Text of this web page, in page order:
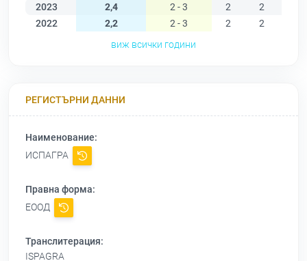
2023
2,4 2 - 3 2 2
2022
2,2 2 - 3 2 2
виж всички години
РЕГИСТЪРНИ ДАННИ
Наименование:
ИСПАГРА
Правна форма:
ЕООД
Транслитерация:
ISPAGRA